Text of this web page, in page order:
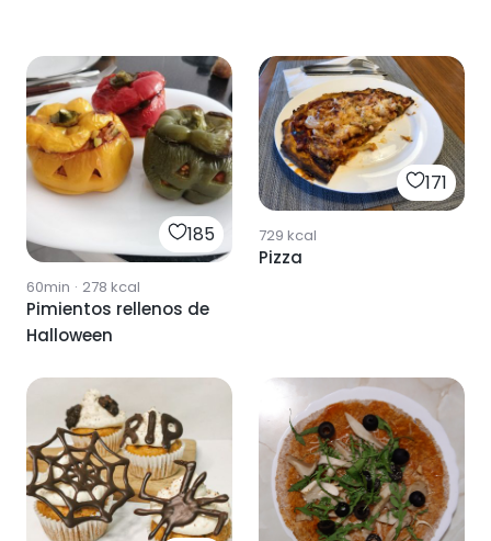
185
60min · 278 kcal
Pimientos rellenos de
Halloween
171
729 kcal
Pizza